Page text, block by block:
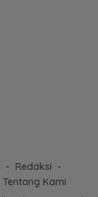
Redaksi
Tentang Kami